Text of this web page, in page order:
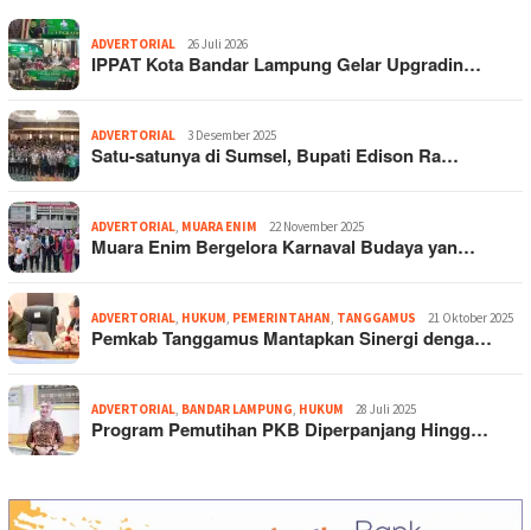
ADVERTORIAL 26 Juli 2026
IPPAT Kota Bandar Lampung Gelar Upgradin…
ADVERTORIAL 3 Desember 2025
Satu-satunya di Sumsel, Bupati Edison Ra…
ADVERTORIAL MUARA ENIM 22 November 2025
Muara Enim Bergelora Karnaval Budaya yan…
ADVERTORIAL HUKUM PEMERINTAHAN TANGGAMUS 21 Oktober 2025
Pemkab Tanggamus Mantapkan Sinergi denga…
ADVERTORIAL BANDAR LAMPUNG HUKUM 28 Juli 2025
Program Pemutihan PKB Diperpanjang Hingg…